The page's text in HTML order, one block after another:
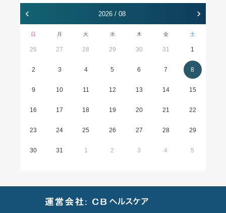
‹ 2026 / 08 ›
日 月 火 水 木 金 土
26 27 28 29 30 31 1
2 3 4 5 6 7 8
9 10 11 12 13 14 15
16 17 18 19 20 21 22
23 24 25 26 27 28 29
30 31 1 2 3 4 5